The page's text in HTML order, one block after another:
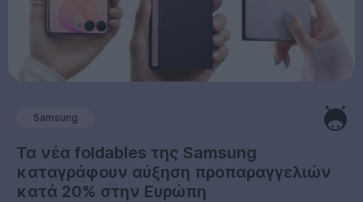
Samsung
Τα νέα foldables της Samsung
καταγράφουν αύξηση προπαραγγελιών
κατά 20% στην Ευρώπη